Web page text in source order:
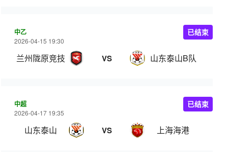
中乙
2026-04-15 19:30
兰州陇原竞技 VS 山东泰山B队
已结束
中超
2026-04-17 19:35
山东泰山 VS 上海海港
已结束